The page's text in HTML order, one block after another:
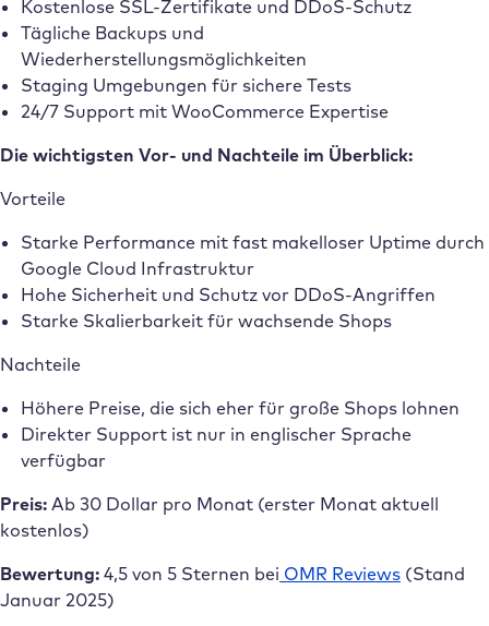
Kostenlose SSL-Zertifikate und DDoS-Schutz
Tägliche Backups und
Wiederherstellungsmöglichkeiten
Staging Umgebungen für sichere Tests
24/7 Support mit WooCommerce Expertise
Die wichtigsten Vor- und Nachteile im Überblick:
Vorteile
Starke Performance mit fast makelloser Uptime durch
Google Cloud Infrastruktur
Hohe Sicherheit und Schutz vor DDoS-Angriffen
Starke Skalierbarkeit für wachsende Shops
Nachteile
Höhere Preise, die sich eher für große Shops lohnen
Direkter Support ist nur in englischer Sprache
verfügbar
Preis: Ab 30 Dollar pro Monat (erster Monat aktuell
kostenlos)
Bewertung: 4,5 von 5 Sternen bei OMR Reviews (Stand
Januar 2025)